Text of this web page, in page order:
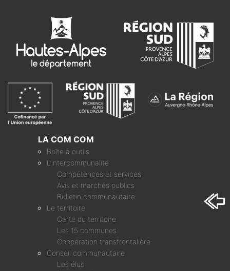
LA COM COM
Boîte à outils
L’intercommunalité
Compétences et services
Avis et marchés publics
Bulletin communautaire
Le territoire
Carte du territoire
Les 15 communes
Coopération transfrontalière
Conseil communautaire
Les élus